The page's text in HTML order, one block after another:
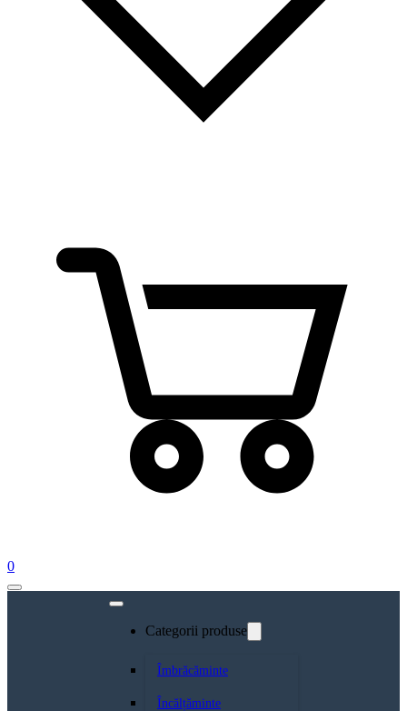
0
Categorii produse
Îmbrăcăminte
Încălțăminte